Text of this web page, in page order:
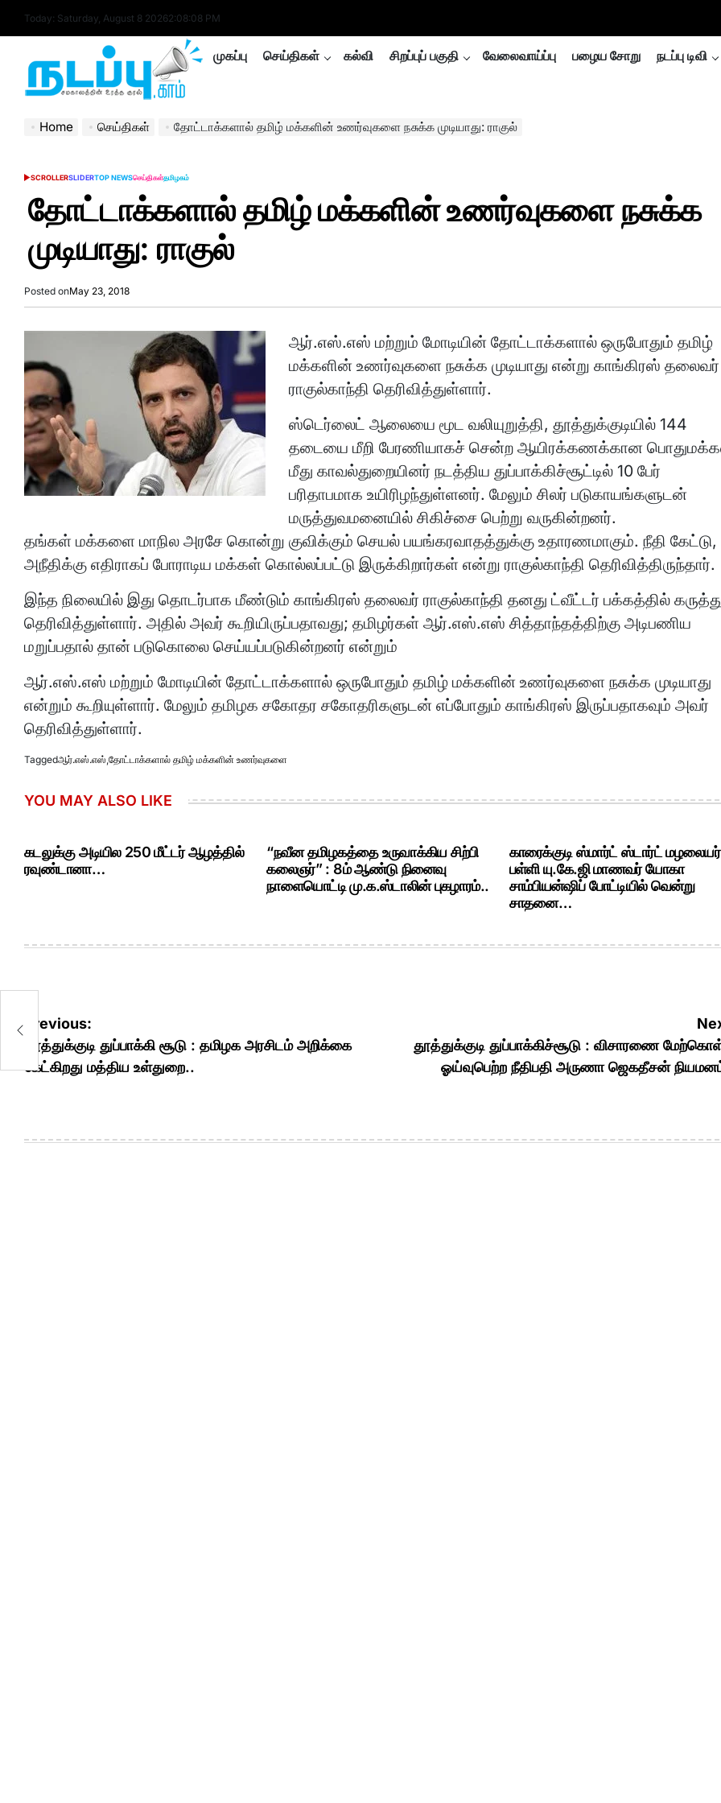
Today: Saturday, August 8 20262:08:09 PM
nadappu.com
முகப்பு செய்திகள் கல்வி சிறப்புப் பகுதி வேலைவாய்ப்பு பழைய சோறு நடப்பு டிவி
Home செய்திகள் தோட்டாக்களால் தமிழ் மக்களின் உணர்வுகளை நசுக்க முடியாது: ராகுல்
POSTED
SCROLLERSLIDERTOP NEWSசெய்திகள்தமிழகம்
தோட்டாக்களால் தமிழ் மக்களின் உணர்வுகளை நசுக்க
முடியாது: ராகுல்
Posted onMay 23, 2018
ஆர்.எஸ்.எஸ் மற்றும் மோடியின் தோட்டாக்களால் ஒருபோதும் தமிழ்
மக்களின் உணர்வுகளை நசுக்க முடியாது என்று காங்கிரஸ் தலைவர்
ராகுல்காந்தி தெரிவித்துள்ளார்.
ஸ்டெர்லைட் ஆலையை மூட வலியுறுத்தி, தூத்துக்குடியில் 144
தடையை மீறி பேரணியாகச் சென்ற ஆயிரக்கணக்கான
மீது காவல்துறையினர் நடத்திய துப்பாக்கிச்சூட்டில் 10 பேர்
பரிதாபமாக உயிரிழந்துள்ளனர். மேலும் சிலர் படுகாயங்களுடன்
மருத்துவமனையில் சிகிச்சை பெற்று வருகின்றனர்.
தங்கள் மக்களை மாநில அரசே கொன்று குவிக்கும் செயல் பயங்கரவாதத்துக்கு உதாரணமாகும். நீதி கேட்டு,
அநீதிக்கு எதிராகப் போராடிய மக்கள் கொல்லப்பட்டு இருக்கிறார்கள் என்று ராகுல்காந்தி தெரிவித்திருந்தார்.
இந்த நிலையில் இது தொடர்பாக மீண்டும் காங்கிரஸ் தலைவர் ராகுல்காந்தி தனது ட்வீட்டர் பக்கத்தில்
தெரிவித்துள்ளார். அதில் அவர் கூறியிருப்பதாவது; தமிழர்கள் ஆர்.எஸ்.எஸ் சித்தாந்தத்திற்கு அடிபணிய
மறுப்பதால் தான் படுகொலை செய்யப்படுகின்றனர் என்றும்
ஆர்.எஸ்.எஸ் மற்றும் மோடியின் தோட்டாக்களால் ஒருபோதும் தமிழ் மக்களின் உணர்வுகளை நசுக்க முடியாது
என்றும் கூறியுள்ளார். மேலும் தமிழக சகோதர சகோதரிகளுடன் எப்போதும் காங்கிரஸ் இருப்பதாகவும் அவர்
தெரிவித்துள்ளார்.
Taggedஆர்.எஸ்.எஸ்,தோட்டாக்களால் தமிழ் மக்களின் உணர்வுகளை
YOU MAY ALSO LIKE
கடலுக்கு அடியில 250 மீட்டர் ஆழத்தில்
ரவுண்டானா…
“நவீன தமிழகத்தை உருவாக்கிய சிற்பி
கலைஞர்” : 8ம் ஆண்டு நினைவு
நாளையொட்டி மு.க.ஸ்டாலின் புகழாரம்..
காரைக்குடி ஸ்மார்ட் ஸ்டார்ட் மழலையர்
பள்ளி யு.கே.ஜி மாணவர் யோகா
சாம்பியன்ஷிப் போட்டியில் வென்று
சாதனை…
Post
navigation
Previous:
தூத்துக்குடி துப்பாக்கி சூடு : தமிழக அரசிடம் அறிக்கை
கேட்கிறது மத்திய உள்துறை..
தூத்துக்குடி துப்பாக்கிச்சூடு : விசாரணை
ஓய்வுபெற்ற நீதிபதி அருணா ஜெகதீசன்